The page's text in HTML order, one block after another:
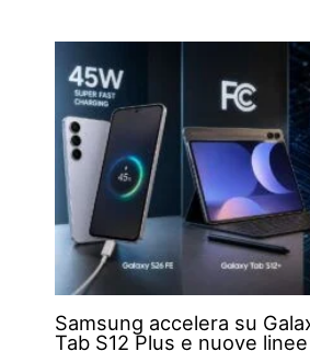
Samsung accelera su
Tab S12 Plus e nuove linee